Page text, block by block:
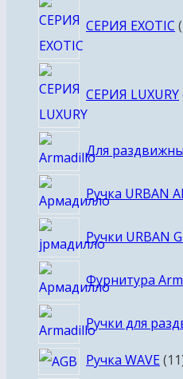
СЕРИЯ EXOTIC
СЕРИЯ LUXURY
Для
Ручка URBAN
Ручки URBAN
Фурнитура
Ручки для
Ручка WAVE 11